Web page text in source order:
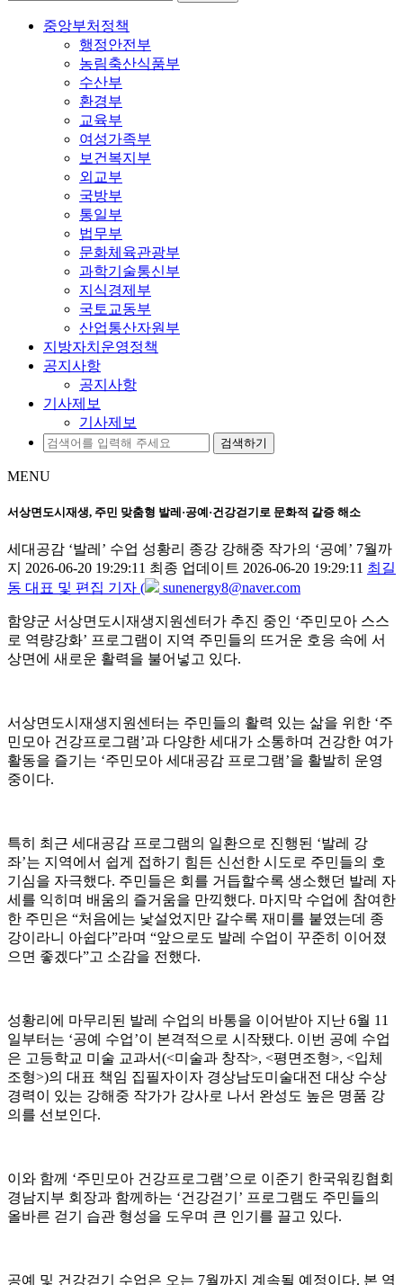
중앙부처정책
행정안전부
농림축산식품부
수산부
환경부
교육부
여성가족부
보건복지부
외교부
국방부
통일부
법무부
문화체육관광부
과학기술통신부
지식경제부
국토교동부
산업통산자원부
지방자치운영정책
공지사항
공지사항
기사제보
기사제보
MENU
서상면도시재생, 주민 맞춤형 발레·공예·건강걷기로 문화적 갈증 해소
세대공감 ‘발레’ 수업 성황리 종강 강해중 작가의 ‘공예’ 7월까
지 2026-06-20 19:29:11 최종 업데이트 2026-06-20 19:29:11 최길
동 대표 및 편집 기자 (
sunenergy8@naver.com
함양군 서상면도시재생지원센터가 추진 중인 ‘주민모아 스스
로 역량강화’ 프로그램이 지역 주민들의 뜨거운 호응 속에 서
상면에 새로운 활력을 불어넣고 있다.
서상면도시재생지원센터는 주민들의 활력 있는 삶을 위한 ‘주
민모아 건강프로그램’과 다양한 세대가 소통하며 건강한 여가
활동을 즐기는 ‘주민모아 세대공감 프로그램’을 활발히 운영
중이다.
특히 최근 세대공감 프로그램의 일환으로 진행된 ‘발레 강
좌’는 지역에서 쉽게 접하기 힘든 신선한 시도로 주민들의 호
기심을 자극했다. 주민들은 회를 거듭할수록 생소했던 발레 자
세를 익히며 배움의 즐거움을 만끽했다. 마지막 수업에 참여한
한 주민은 “처음에는 낯설었지만 갈수록 재미를 붙였는데 종
강이라니 아쉽다”라며 “앞으로도 발레 수업이 꾸준히 이어졌
으면 좋겠다”고 소감을 전했다.
성황리에 마무리된 발레 수업의 바통을 이어받아 지난 6월 11
일부터는 ‘공예 수업’이 본격적으로 시작됐다. 이번 공예 수업
은 고등학교 미술 교과서(<미술과 창작>, <평면조형>, <입체
조형>)의 대표 책임 집필자이자 경상남도미술대전 대상 수상
경력이 있는 강해중 작가가 강사로 나서 완성도 높은 명품 강
의를 선보인다.
이와 함께 ‘주민모아 건강프로그램’으로 이준기 한국워킹협회
경남지부 회장과 함께하는 ‘건강걷기’ 프로그램도 주민들의
올바른 걷기 습관 형성을 도우며 큰 인기를 끌고 있다.
공예 및 건강걷기 수업은 오는 7월까지 계속될 예정이다. 본 역